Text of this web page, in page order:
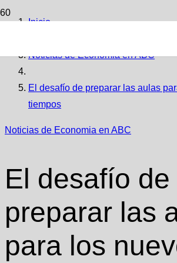
Inicio
Noticias de Economia en ABC
El desafío de preparar las aulas
tiempos
Noticias de Economia en ABC
El desafío de
preparar las
para los